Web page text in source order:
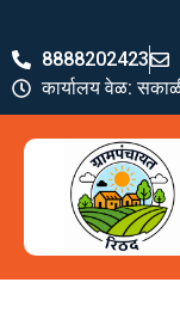
8888202423
कार्यालय वेळ: